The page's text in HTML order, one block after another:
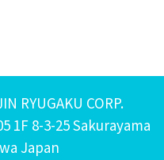
RYUGAKU CORP.
1F 8-3-25 Sakurayama
Japan